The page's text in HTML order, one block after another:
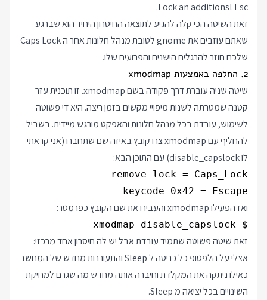
Lock an additionsl Esc.
זאת השיטה הכי קלה להגיע לתוצאה החיסרון היחיד הוא שברגע
שאתם עוזבים את gnome לטובת מנהל חלונות אחר ה Caps Lock
שלכם חוזר להרגלים הישנים והפרועים שלו.
2. החלפה באמצעות xmodmap
שיטה שניה עוברת דרך פקודה בשם xmodmap. זו תוכנית עזר
קטנה שמטרתה לשנות מיפויי מקשים בזמן ריצה. היא די פשוטה
לשימוש, עובדת בכל מנהל חלונות והאפקט מורגש מיידית. בשביל
להחליף עם xmodmap צרו קובץ באיזה שם שתחברו (אני קראתי
לו disable_capslock) עם התוכן הבא:
keycode 0x42 = Escape
ואז הפעילו xmodmap והעבירו את שם הקובץ כפרמטר:
$ xmodmap disable_capslock
זאת שיטה פשוטה שתמיד עובדת אבל יש לה חיסרון אחד מרכזי:
אצלי על הלפטופ כל כניסה ל Sleep והתעוררות מחדש של המחשב
כאילו ניתקה את המקלדת וחיברה אותה מחדש מה שגרם למחיקת
השינויים בכל יציאה מ Sleep.